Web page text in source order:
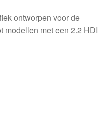
ontworpen voor de
modellen met een 2.2 HDI